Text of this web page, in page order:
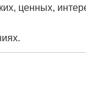
ценных,